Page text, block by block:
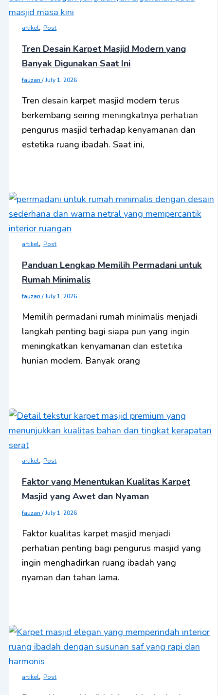
artikel,Post
Tren Desain Karpet Masjid Modern yang
Banyak Digunakan Saat Ini
fauzan/July 1, 2026
Tren desain karpet masjid modern terus
berkembang seiring meningkatnya perhatian
pengurus masjid terhadap kenyamanan dan
estetika ruang ibadah. Saat ini,
artikel,Post
Panduan Lengkap Memilih Permadani untuk
Rumah Minimalis
fauzan/July 1, 2026
Memilih permadani rumah minimalis menjadi
langkah penting bagi siapa pun yang ingin
meningkatkan kenyamanan dan estetika
hunian modern. Banyak orang
artikel,Post
Faktor yang Menentukan Kualitas Karpet
Masjid yang Awet dan Nyaman
fauzan/July 1, 2026
Faktor kualitas karpet masjid menjadi
perhatian penting bagi pengurus masjid yang
ingin menghadirkan ruang ibadah yang
nyaman dan tahan lama.
artikel,Post